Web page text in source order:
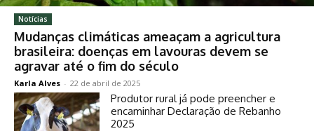
Notícias
Mudanças climáticas ameaçam a agricultura
brasileira: doenças em lavouras devem se
agravar até o fim do século
Karla Alves - 22 de abril de 2025
Produtor rural já pode preencher e
encaminhar Declaração de Rebanho
2025